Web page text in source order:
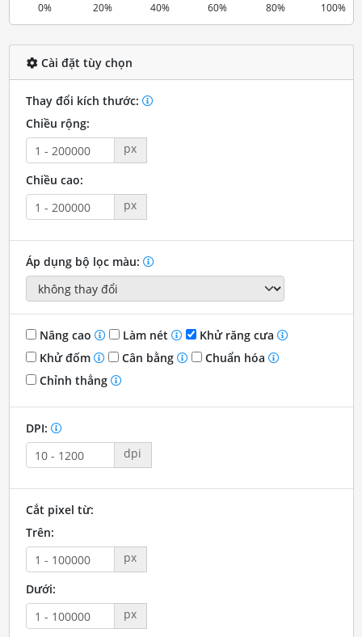
0% 20% 40% 60% 80% 100%
Cài đặt tùy chọn
Thay đổi kích thước:
Chiều rộng:
px
Chiều cao:
px
Áp dụng bộ lọc màu:
Nâng cao Làm nét
Khử răng cưa
Khử đốm
Cân bằng
Chuẩn hóa
Chỉnh thẳng
DPI:
dpi
Cắt pixel từ:
Trên:
px
Dưới:
px